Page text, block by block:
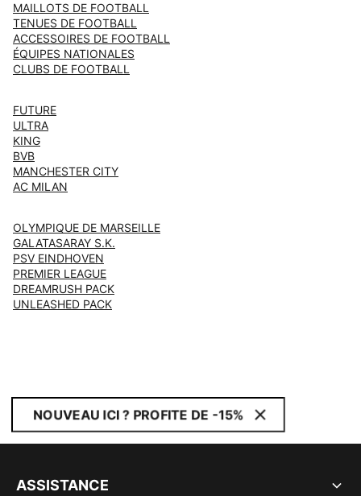
MAILLOTS DE FOOTBALL
TENUES DE FOOTBALL
ACCESSOIRES DE FOOTBALL
ÉQUIPES NATIONALES
CLUBS DE FOOTBALL
FUTURE
ULTRA
KING
BVB
MANCHESTER CITY
AC MILAN
OLYMPIQUE DE MARSEILLE
GALATASARAY S.K.
PSV EINDHOVEN
PREMIER LEAGUE
DREAMRUSH PACK
UNLEASHED PACK
NOUVEAU ICI ? PROFITE DE -15%
ASSISTANCE